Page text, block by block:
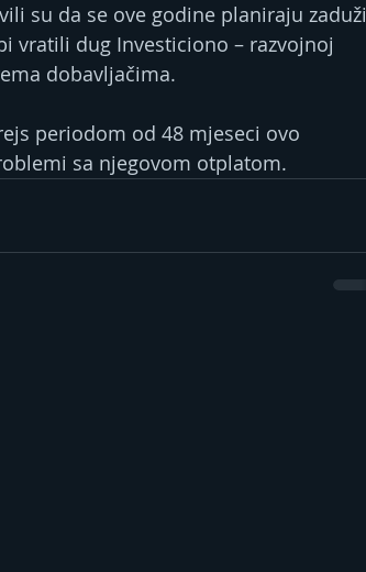
su da se ove godine planiraju zaduži
vratili dug Investiciono – razvojnoj
dobavljačima.
periodom od 48 mjeseci ovo
sa njegovom otplatom.